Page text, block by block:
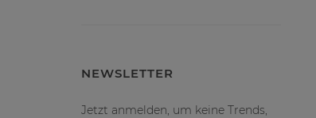
NEWSLETTER
Jetzt anmelden, um keine Trends,